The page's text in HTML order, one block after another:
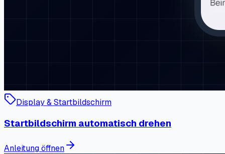
Display & Startbildschirm
Startbildschirm automatisch drehen
Anleitung öffnen